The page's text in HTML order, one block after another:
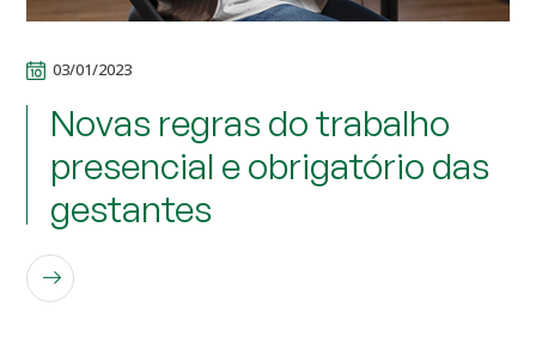
03/01/2023
Novas regras do trabalho
presencial e obrigatório das
gestantes